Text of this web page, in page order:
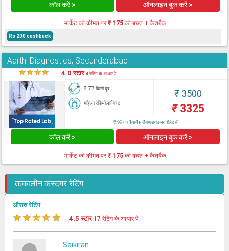
कॉल करें > ऑनलाइन बुक करें >
मार्केट की कीमत पर₹ 175की बचत + कैशबैक
Rs 200 cashback
Aarthi Diagnostics, Secunderabad
★★★★ 4.0 स्टार4 रेटिंग के आधार पे
8.77 किमी दूर
महिला रेडियोलाजिस्ट
₹3500
₹3325
₹ 99 का कैशबैक लैब्सएडवाइजर वॉलेट में
कॉल करें > ऑनलाइन बुक करें >
मार्केट की कीमत पर₹ 175की बचत + कैशबैक
तत्कालीन कस्टमर रेटिंग
औसत रेटिंग
★★★★★ 4.5 स्टार 17 रेटिंग के आधार पे
Saikiran